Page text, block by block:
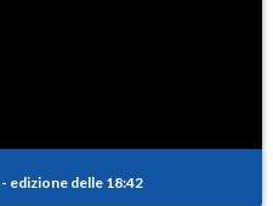
- edizione delle 18:42